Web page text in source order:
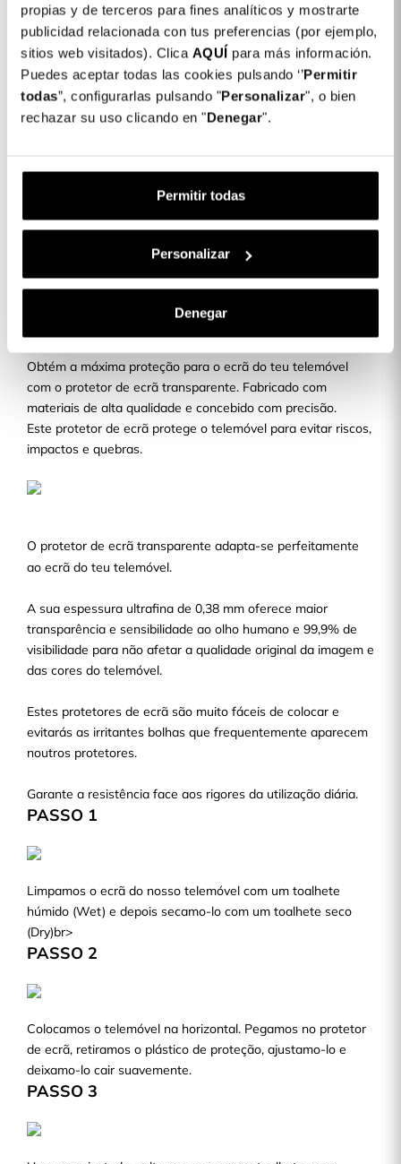
propias y de terceros para fines analíticos y mostrarte
publicidad relacionada con tus preferencias (por ejemplo,
sitios web visitados). Clica AQUÍ para más información.
Puedes aceptar todas las cookies pulsando ‘’Permitir
todas”, configurarlas pulsando "Personalizar", o bien
rechazar su uso clicando en "Denegar".
Permitir todas
Personalizar
Denegar
Detalhes do produto
Cor: Transparente
COLORES DISPONIBLES
Transparente
para Samsung Galaxy S22
Descrição
PROTETOR DE ECRÃ
TRANSPARENTE
Obtém a máxima proteção para o ecrã do teu telemóvel
com o protetor de ecrã transparente. Fabricado com
materiais de alta qualidade e concebido com precisão.
Este protetor de ecrã protege o telemóvel para evitar riscos,
impactos e quebras.
O protetor de ecrã transparente adapta-se perfeitamente
ao ecrã do teu telemóvel.
A sua espessura ultrafina de 0,38 mm oferece maior
transparência e sensibilidade ao olho humano e 99,9% de
visibilidade para não afetar a qualidade original da imagem e
das cores do telemóvel.
Estes protetores de ecrã são muito fáceis de colocar e
evitarás as irritantes bolhas que frequentemente aparecem
noutros protetores.
Garante a resistência face aos rigores da utilização diária.
PASSO 1
Limpamos o ecrã do nosso telemóvel com um toalhete
húmido (Wet) e depois secamo-lo com um toalhete seco
(Dry)br>
PASSO 2
Colocamos o telemóvel na horizontal. Pegamos no protetor
de ecrã, retiramos o plástico de proteção, ajustamo-lo e
deixamo-lo cair suavemente.
PASSO 3